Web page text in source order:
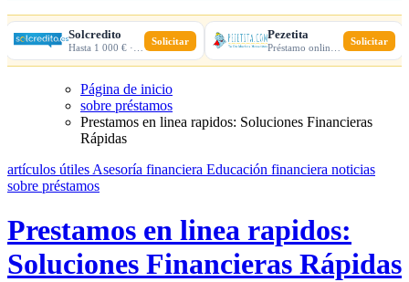
Solcredito Solicitar Pezetita Solicitar
Página de inicio
sobre préstamos
Prestamos en linea rapidos: Soluciones Financieras
Rápidas
artículos útiles Asesoría financiera Educación financiera noticias
sobre préstamos
Prestamos en linea rapidos:
Soluciones Financieras Rápidas